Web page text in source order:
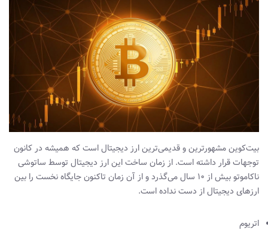
بیت‌کوین مشهورترین و قدیمی‌ترین ارز دیجیتال است که همیشه در کانون
توجهات قرار داشته است. از زمان ساخت این ارز دیجیتال توسط ساتوشی
ناکاموتو بیش از ۱۰ سال می‌گذرد و از آن زمان تاکنون جایگاه نخست را بین
ارزهای دیجیتال از دست نداده است.
اتریوم